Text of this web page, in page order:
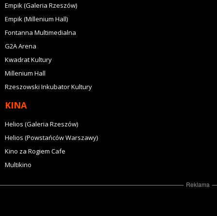
Empik (Galeria Rzeszów)
Empik (Millenium Hall)
Fontanna Multimedialna
G2A Arena
Kwadrat Kultury
Millenium Hall
Rzeszowski Inkubator Kultury
KINA
Helios (Galeria Rzeszów)
Helios (Powstańców Warszawy)
Kino za Rogiem Cafe
Multikino
Reklama